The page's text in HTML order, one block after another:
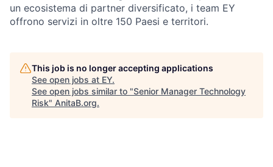
un ecosistema di partner diversificato, i team EY
offrono servizi in oltre 150 Paesi e territori.
This job is no longer accepting applications
See open jobs at EY.
See open jobs similar to "Senior Manager Technology
Risk" AnitaB.org.